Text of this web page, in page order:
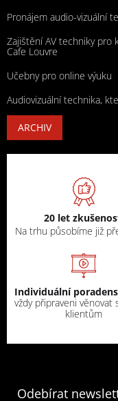
Pronájem audio-vizuální
Zajištění AV techniky pro
Cafe Louvre
Učebny pro online výuku
Audiovizuální technika,
ARCHIV
20 let
Na trhu působíme již
Individuální
vždy připraveni věnovat
klientům
Odebírat